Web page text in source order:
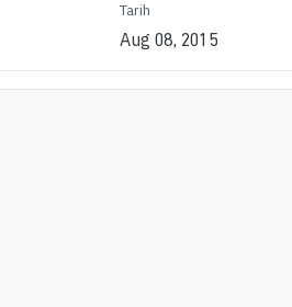
Tarih
Aug 08, 2015